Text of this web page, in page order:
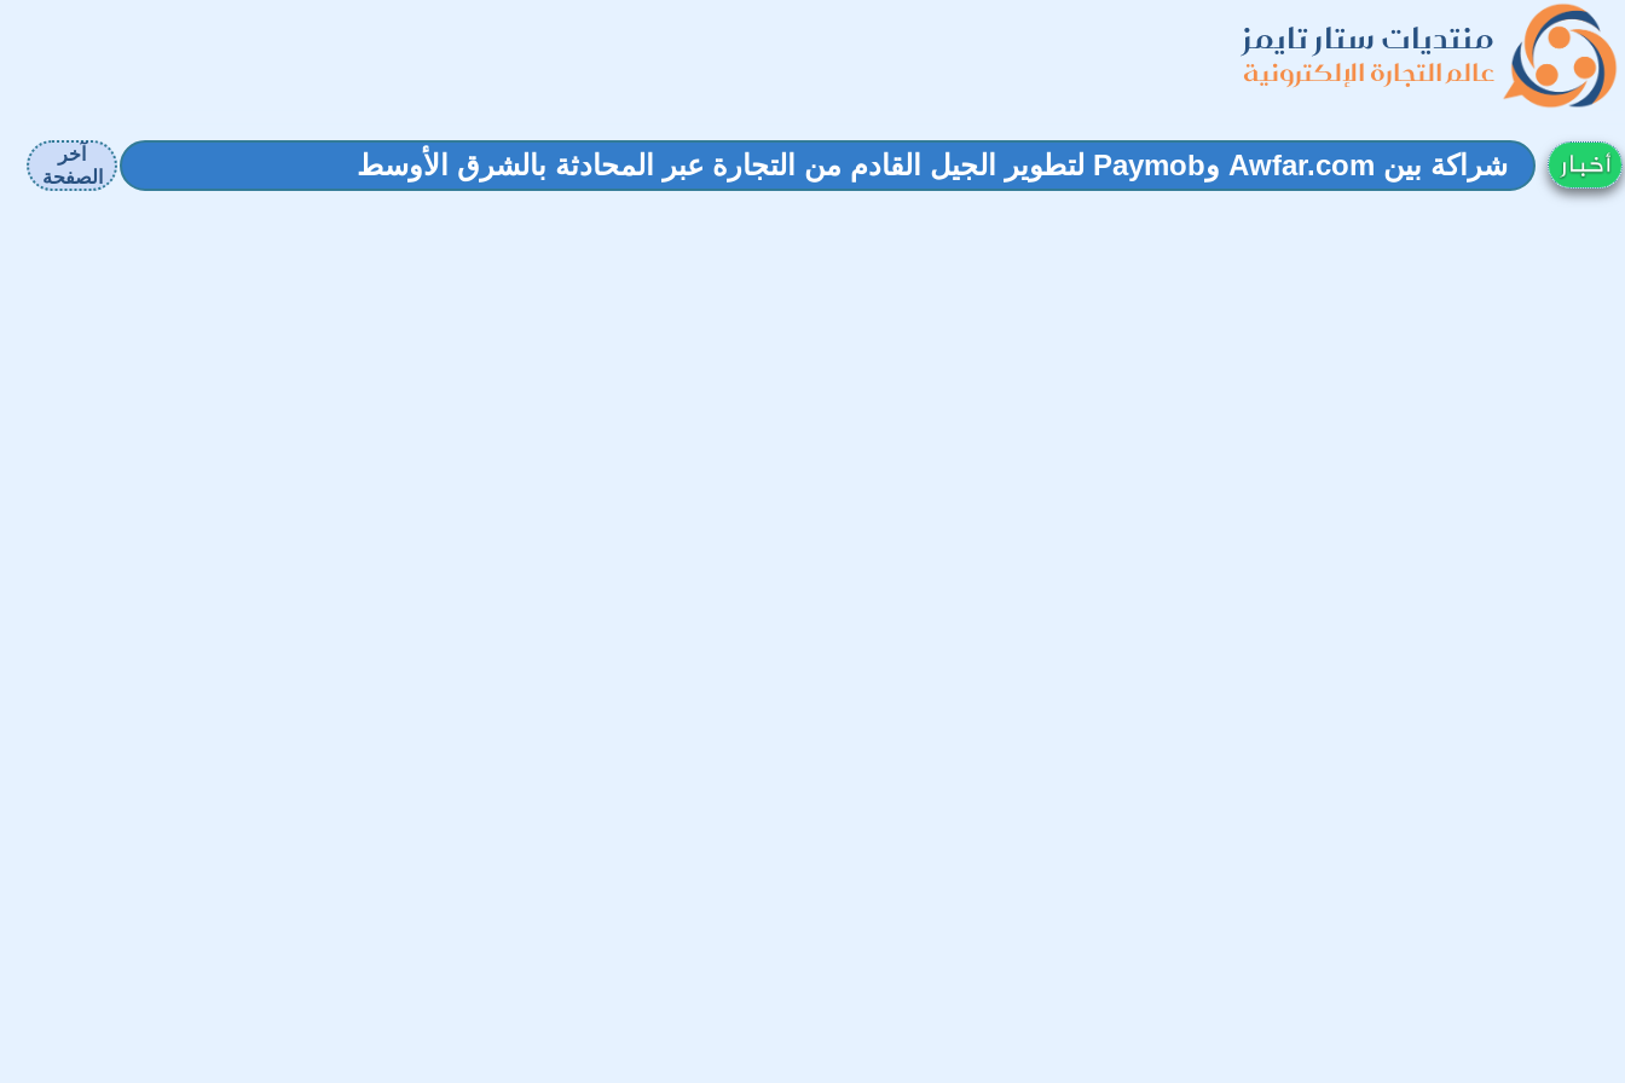
منتديات ستار تايمز
عالم التجارة الإلكترونية
شراكة بين Awfar.com وPaymob لتطوير الجيل القادم من التجارة عبر المحادثة بالشرق الأوسط
آخر
الصفحة